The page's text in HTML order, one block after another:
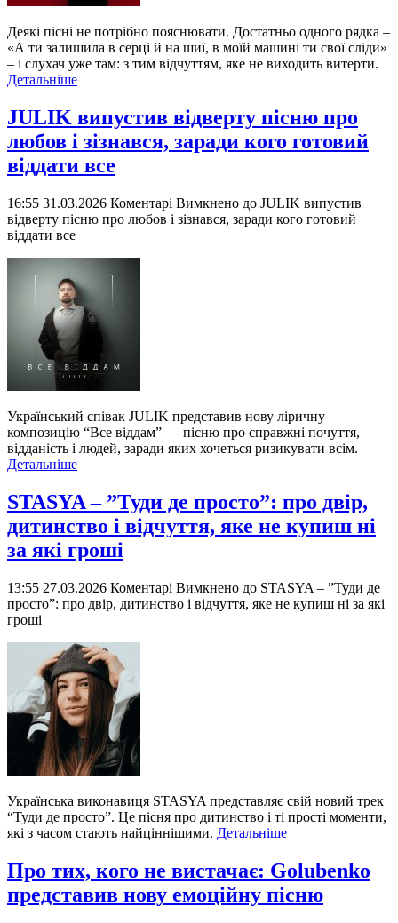
Деякі пісні не потрібно пояснювати. Достатньо одного рядка –
«А ти залишила в серці й на шиї, в моїй машині ти свої сліди»
– і слухач уже там: з тим відчуттям, яке не виходить витерти.
Детальніше
JULIK випустив відверту пісню про
любов і зізнався, заради кого готовий
віддати все
16:55 31.03.2026 Коментарі Вимкнено до JULIK випустив
відверту пісню про любов і зізнався, заради кого готовий
віддати все
Український співак JULIK представив нову ліричну
композицію “Все віддам” — пісню про справжні почуття,
відданість і людей, заради яких хочеться ризикувати всім.
Детальніше
STASYA – ”Туди де просто”: про двір,
дитинство і відчуття, яке не купиш ні
за які гроші
13:55 27.03.2026 Коментарі Вимкнено до STASYA – ”Туди де
просто”: про двір, дитинство і відчуття, яке не купиш ні за які
гроші
Українська виконавиця STASYA представляє свій новий трек
“Туди де просто”. Це пісня про дитинство і ті прості моменти,
які з часом стають найціннішими. Детальніше
Про тих, кого не вистачає: Golubenko
представив нову емоційну пісню